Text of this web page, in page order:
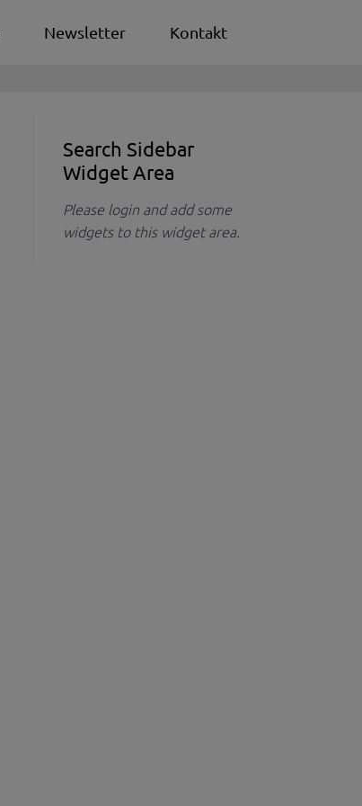
Newsletter Kontakt
Search Sidebar
Widget Area
Please login and add some
widgets to this widget area.